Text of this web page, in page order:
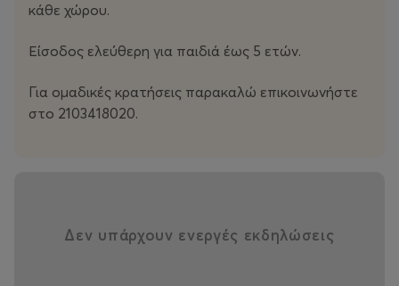
κάθε χώρου.
Είσοδος ελεύθερη για παιδιά έως 5 ετών.
Για ομαδικές κρατήσεις παρακαλώ επικοινωνήστε
στο 2103418020.
Δεν υπάρχουν ενεργές εκδηλώσεις